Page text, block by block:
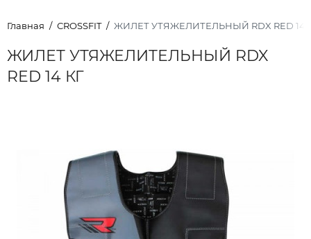
Главная СROSSFIT ЖИЛЕТ УТЯЖЕЛИТЕЛЬНЫЙ RDX RED 14
ЖИЛЕТ УТЯЖЕЛИТЕЛЬНЫЙ RDX
RED 14 КГ